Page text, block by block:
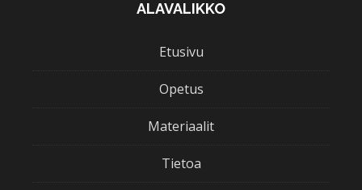
ALAVALIKKO
Etusivu
Opetus
Materiaalit
Tietoa